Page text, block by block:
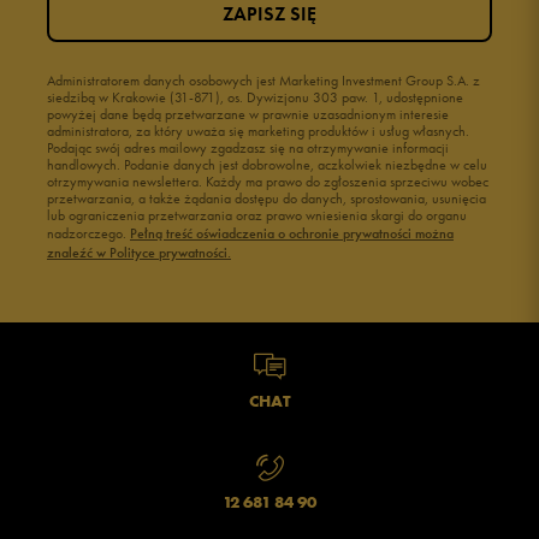
Administratorem danych osobowych jest Marketing Investment Group S.A. z
siedzibą w Krakowie (31-871), os. Dywizjonu 303 paw. 1, udostępnione
powyżej dane będą przetwarzane w prawnie uzasadnionym interesie
administratora, za który uważa się marketing produktów i usług własnych.
Podając swój adres mailowy zgadzasz się na otrzymywanie informacji
handlowych. Podanie danych jest dobrowolne, aczkolwiek niezbędne w celu
otrzymywania newslettera. Każdy ma prawo do zgłoszenia sprzeciwu wobec
przetwarzania, a także żądania dostępu do danych, sprostowania, usunięcia
lub ograniczenia przetwarzania oraz prawo wniesienia skargi do organu
nadzorczego. Pełną treść oświadczenia o ochronie prywatności można
znaleźć w Polityce prywatności.
ZAPISZ SIĘ
CHAT
12 681 84 90